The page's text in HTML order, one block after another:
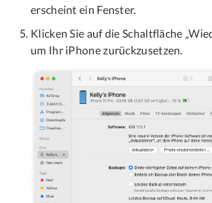
erscheint ein Fenster.
Klicken Sie auf die Schaltfläche
um Ihr iPhone zurückzusetzen.